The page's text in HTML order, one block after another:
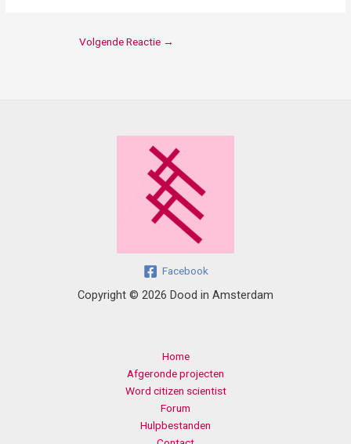
Volgende Reactie →
Facebook
Copyright © 2026 Dood in Amsterdam
Home
Afgeronde projecten
Word citizen scientist
Forum
Hulpbestanden